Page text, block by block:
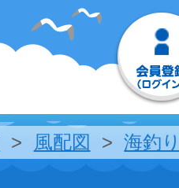
風配図 海釣